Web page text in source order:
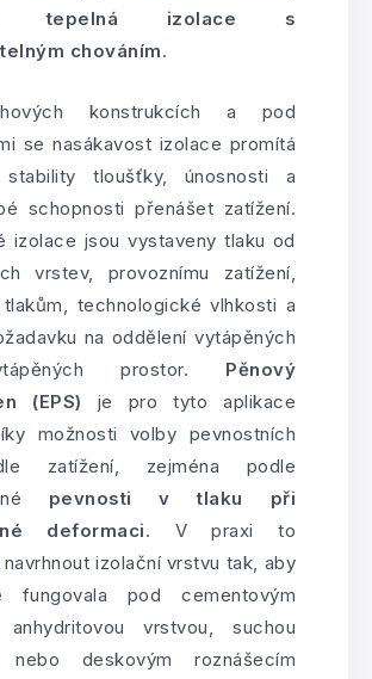
tepelná izolace s
chováním.
konstrukcích a pod
se nasákavost izolace promítá
tloušťky, únosnosti a
schopnosti přenášet zatížení.
izolace jsou vystaveny tlaku od
vrstev, provoznímu zatížení,
technologické vlhkosti a
na oddělení vytápěných
prostor. Pěnový
(EPS) je pro tyto aplikace
možnosti volby pevnostních
zatížení, zejména podle
pevnosti v tlaku při
deformaci. V praxi to
izolační vrstvu tak, aby
fungovala pod cementovým
anhydritovou vrstvou, suchou
nebo deskovým roznášecím